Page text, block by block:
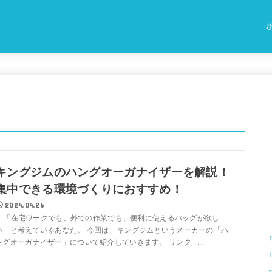
ングジムのハングオーガナイザーを解説！
中できる環境づくりにおすすめ！
2024.04.26
在宅ワークでも、外での作業でも、便利に使えるバッグが欲し
」と考えているあなた。 今回は、キングジムというメーカーの「ハ
グオーガナイザー」について紹介していきます。 リンク ...